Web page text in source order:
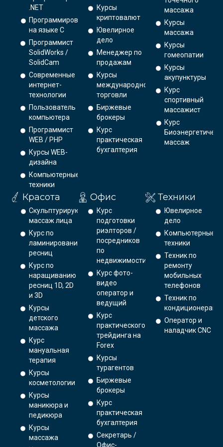
.NET
Программирование
на языке С
Программист
SolidWorks /
SolidCam
Современные
интернет-
технологии
Пользователь
компьютера
Программист
WEB / PHP
Курсы WEB-
дизайна
Компьютерные
техники
Курсы
криптовалют
Ювелирное
дело
Менеджер по
продажам
Курсы
международной
торговли
Биржевые
брокеры
Курс
практическая
бухгалтерия
массажа
Курсы
массажа
Курсы
гомеопатии
Курсы
акупунктуры
Курс
спортивный
массажист
Курс
массаж
Красота
Скульптурирующий
массаж лица
Курс по
ламинированию
ресниц
Курс по
наращиванию
ресниц 1D, 2D
и 3D
Курсы
детского
массажа
Курс
мануальная
терапия
Курсы
косметологии
Курсы
маникюра и
педикюра
Курсы
массажа
Офис
Курс
подготовки
риэлторов /
посредников
по
недвижимости
Курс фото-
видео
оператор и
ведущий
Курс
практического
трейдинга на
Forex
Курсы
турагентов
Биржевые
брокеры
Курс
практическая
бухгалтерия
Секретарь /
Офис-
Техники
Ювелирное
дело
Компьютерные
техники
Техник по
ремонту
мобильных
телефонов
Техник по
кондиционерам
Оператор и
наладчик CNC